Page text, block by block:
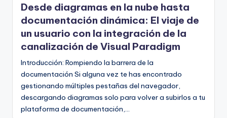
Desde diagramas en la nube hasta
documentación dinámica: El viaje de
un usuario con la integración de la
canalización de Visual Paradigm
Introducción: Rompiendo la barrera de la
documentación Si alguna vez te has encontrado
gestionando múltiples pestañas del navegador,
descargando diagramas solo para volver a subirlos a tu
plataforma de documentación,…